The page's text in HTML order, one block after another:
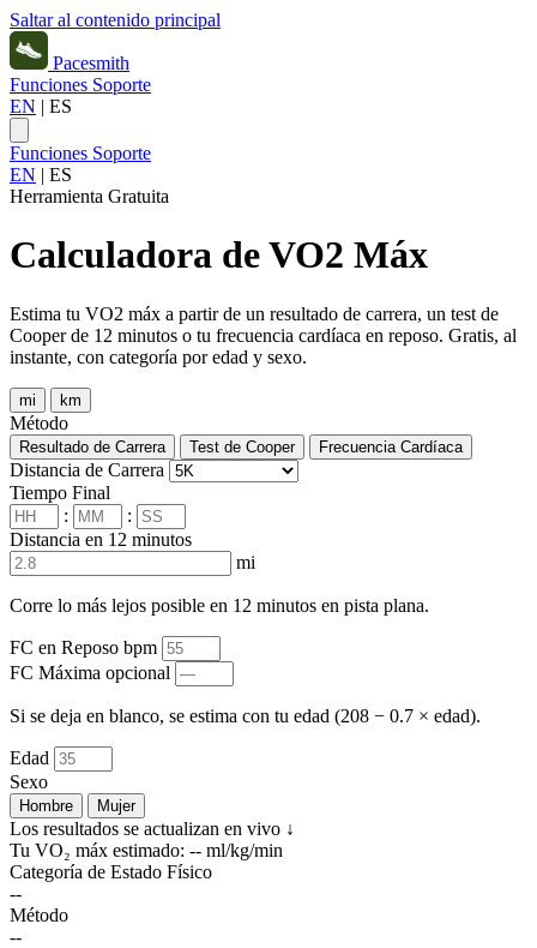
Saltar al contenido principal
Pacesmith
Funciones Soporte
EN | ES
Funciones Soporte
EN | ES
Herramienta Gratuita
Calculadora de VO2 Máx
Estima tu VO2 máx a partir de un resultado de carrera, un test de
Cooper de 12 minutos o tu frecuencia cardíaca en reposo. Gratis, al
instante, con categoría por edad y sexo.
mi km
Método
Resultado de Carrera Test de Cooper Frecuencia Cardíaca
Distancia de Carrera
Tiempo Final
:
:
Distancia en 12 minutos
mi
Corre lo más lejos posible en 12 minutos en pista plana.
FC en Reposo bpm
FC Máxima opcional
Si se deja en blanco, se estima con tu edad (208 − 0.7 × edad).
Edad
Sexo
Hombre Mujer
Los resultados se actualizan en vivo ↓
Tu VO₂ máx estimado: -- ml/kg/min
Categoría de Estado Físico
--
Método
--